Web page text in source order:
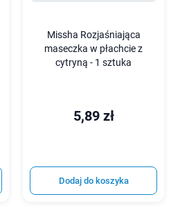
Missha Rozjaśniająca
maseczka w płachcie z
cytryną - 1 sztuka
5,89 zł
Dodaj do koszyka